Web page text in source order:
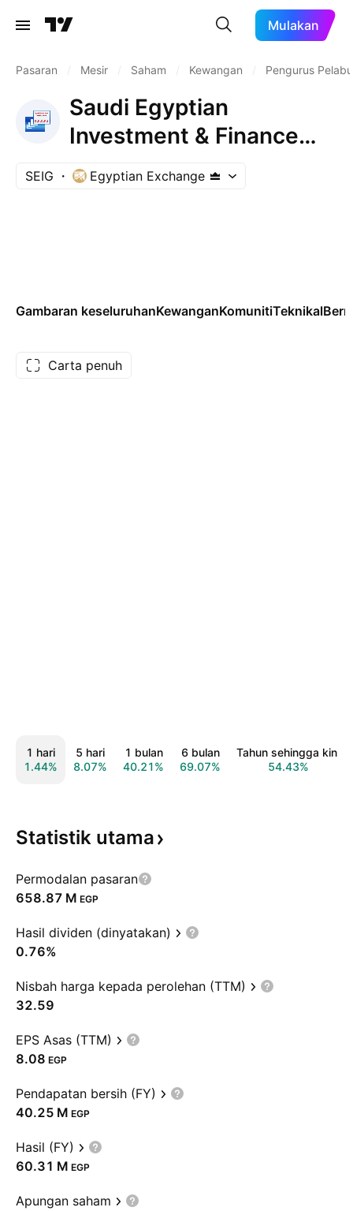
Mulakan
Pasaran Mesir Saham Kewangan Pengurus
Saudi Egyptian
Investment & Finance
Co. SAE
SEIG Egyptian Exchange
Gambaran keseluruhanKewanganKomunitiTeknikal
Carta penuh
1 hari
1.44%
5 hari
8.07%
1 bulan
40.21%
6 bulan
69.07%
Tahun sehingga kini
54.43%
Statistik utama
Permodalan pasaran
‪658.87 M‬ EGP
Hasil dividen (dinyatakan)
0.76%
Nisbah harga kepada perolehan (TTM)
32.59
EPS Asas (TTM)
8.08 EGP
Pendapatan bersih (FY)
‪40.25 M‬ EGP
Hasil (FY)
‪60.31 M‬ EGP
Apungan saham